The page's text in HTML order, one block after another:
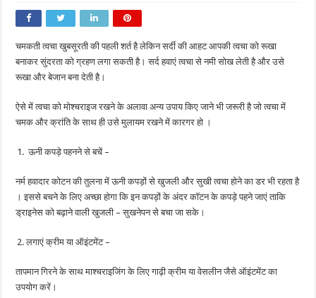
त्वचा
की
चमक
चमकती त्वचा खुबसूरती की पहली शर्त है लेकिन सर्दी की आहट आपकी त्वचा को रूखा
बनाकर सुंदरता को ग्रहण लगा सकती है। सर्द हवाएं त्वचा से नमी सोख लेती है और उसे
रूखा और बेजान बना देती है।
ऐसे में त्वचा को मोश्चराइज रखने के अलावा अन्य उपाय किए जाने भी जरूरी है जो त्वचा में
चमक और क्रांति के साथ ही उसे मुलायम रखने में कारगर हो ।
ऊनी कपड़े पहनने से बचें –
नर्म हवादार कोटन की तुलना में ऊनी कपड़ों से खुजली और सुखी त्वचा होने का डर भी रहता है
। इससे बचने के लिए अच्छा होगा कि इन कपड़ों के अंदर कॉटन के कपड़े पहने जाएं ताकि
ड्राइनेस को बढ़ाने वाली खुजली – सुखनेपन से बचा जा सके।
लगाएं क्रीम या ऑइंटमेंट –
तापमान गिरने के साथ माश्चराइजिंग के लिए गाढ़ी क्रीम या वेसलीन जैसे ऑइंटमेंट का
उपयोग करें।